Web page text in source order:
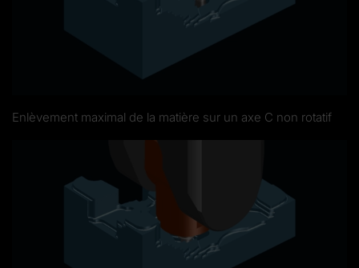
Enlèvement maximal de la matière sur un axe C non rotatif